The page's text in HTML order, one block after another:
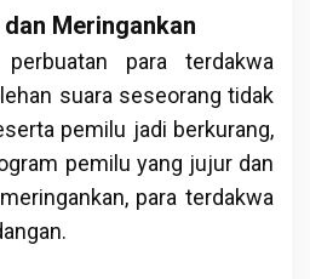
Meringankan
para terdakwa
suara seseorang tidak
pemilu jadi berkurang,
pemilu yang jujur dan
para terdakwa